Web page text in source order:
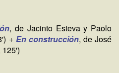
, de Jacinto Esteva y Paolo
+ En construcción, de José